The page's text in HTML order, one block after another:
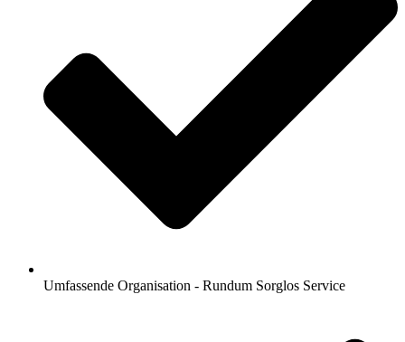
Umfassende Organisation - Rundum Sorglos Service